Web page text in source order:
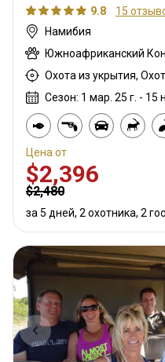
9.8
15
Намибия
Сезон: 1 мар. 25 г. - 15
Цена от
$2,396
$2,480
за 5 дней, 2 охотника, 2